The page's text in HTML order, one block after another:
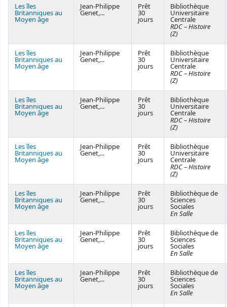
Les îles
Britanniques au
Moyen âge
Jean-Philippe
Genet,...
Prêt
30
jours
Bibliothèque
Universitaire
Centrale
RDC – Histoire
(Z)
Les îles
Britanniques au
Moyen âge
Jean-Philippe
Genet,...
Prêt
30
jours
Bibliothèque
Universitaire
Centrale
RDC – Histoire
(Z)
Les îles
Britanniques au
Moyen âge
Jean-Philippe
Genet,...
Prêt
30
jours
Bibliothèque
Universitaire
Centrale
RDC – Histoire
(Z)
Les îles
Britanniques au
Moyen âge
Jean-Philippe
Genet,...
Prêt
30
jours
Bibliothèque
Universitaire
Centrale
RDC – Histoire
(Z)
Les îles
Britanniques au
Moyen âge
Jean-Philippe
Genet,...
Prêt
30
jours
Bibliothèque de
Sciences
Sociales
En Salle
Les îles
Britanniques au
Moyen âge
Jean-Philippe
Genet,...
Prêt
30
jours
Bibliothèque de
Sciences
Sociales
En Salle
Les îles
Britanniques au
Moyen âge
Jean-Philippe
Genet,...
Prêt
30
jours
Bibliothèque de
Sciences
Sociales
En Salle